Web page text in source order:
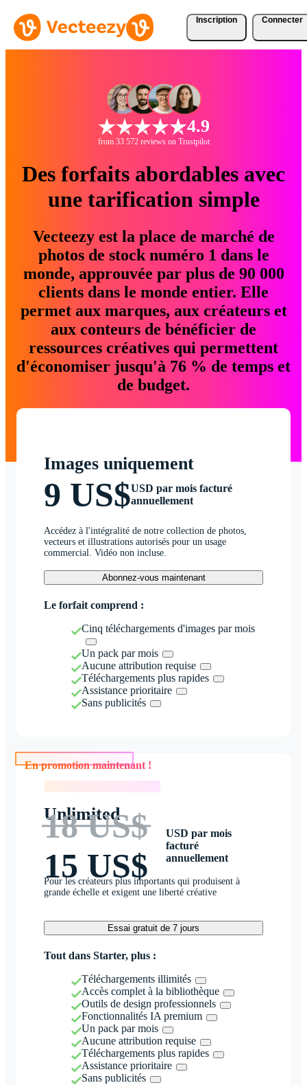
Inscription Connecter
4.9
from 33 572 reviews on Trustpilot
Des forfaits abordables avec
une tarification simple
Vecteezy est la place de marché de
photos de stock numéro 1 dans le
monde, approuvée par plus de 90 000
clients dans le monde entier. Elle
permet aux marques, aux créateurs et
aux conteurs de bénéficier de
ressources créatives qui permettent
d'économiser jusqu'à 76 % de temps et
de budget.
Images uniquement
9 US$USD par mois facturé
annuellement
Accédez à l'intégralité de notre collection de photos,
vecteurs et illustrations autorisés pour un usage
commercial. Vidéo non incluse.
Abonnez-vous maintenant
Le forfait comprend :
Cinq téléchargements d'images par mois
Un pack par mois
Aucune attribution requise
Téléchargements plus rapides
Assistance prioritaire
Sans publicités
En promotion maintenant !
Unlimited
18 US$
15 US$
USD par mois
facturé
annuellement
Pour les créateurs plus importants qui produisent à
grande échelle et exigent une liberté créative
Essai gratuit de 7 jours
Tout dans Starter, plus :
Téléchargements illimités
Accès complet à la bibliothèque
Outils de design professionnels
Fonctionnalités IA premium
Un pack par mois
Aucune attribution requise
Téléchargements plus rapides
Assistance prioritaire
Sans publicités